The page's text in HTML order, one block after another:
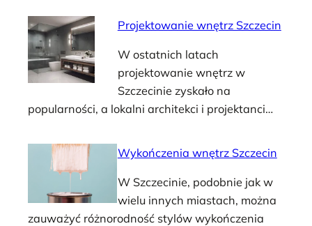
Projektowanie wnętrz Szczecin
W ostatnich latach
projektowanie wnętrz w
Szczecinie zyskało na
popularności, a lokalni architekci i projektanci…
Wykończenia wnętrz Szczecin
W Szczecinie, podobnie jak w
wielu innych miastach, można
zauważyć różnorodność stylów wykończenia